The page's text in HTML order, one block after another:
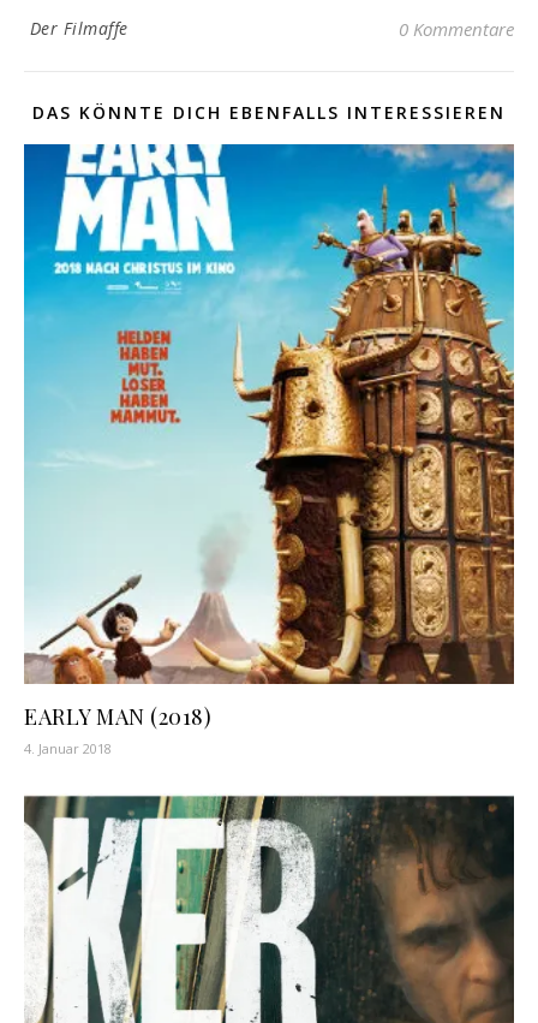
Der Filmaffe 0 Kommentare
DAS KÖNNTE DICH EBENFALLS INTERESSIEREN
EARLY MAN (2018)
4. Januar 2018